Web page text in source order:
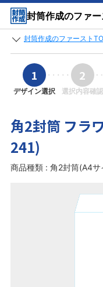
封筒作成のファー
封筒作成のファースト
1
デザイン選択
2
選択内容確認
角2封筒 フラ
241)
商品種類 : 角2封筒(A4